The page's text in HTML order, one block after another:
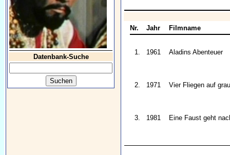
Datenbank-Suche
Nr. Jahr Filmname
1. 1961 Aladins Abenteuer
2. 1971 Vier Fliegen auf
3. 1981 Eine Faust geht